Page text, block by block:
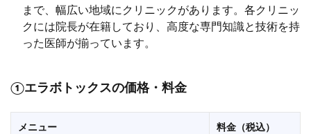
まで、幅広い地域にクリニックがあります。各クリニッ
クには院長が在籍しており、高度な専門知識と技術を持
った医師が揃っています。
①エラボトックスの価格・料金
メニュー 料金（税込）